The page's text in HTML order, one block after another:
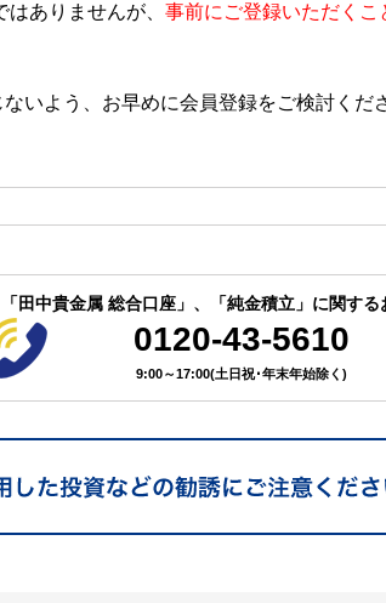
ありませんが、 事前にご登録いただくこ
いよう、お早めに会員登録をご検討くだ
「田中貴金属 総合口座」、 「純金積立」に関す
0120-43-5610
9:00～17:00(土日祝･年末年始除く)